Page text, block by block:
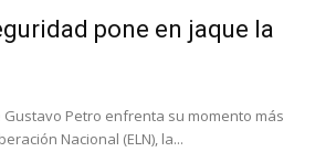
pone en jaque la
Petro enfrenta su momento más
Nacional (ELN), la...